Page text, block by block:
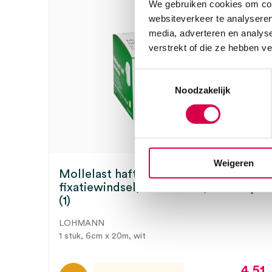
We gebruiken cookies om
websiteverkeer te
media, adverteren en
verstrekt of die ze hebben
Noodzakelijk
Weigeren
Mollelast haft cohesief
fixatiewindsel, 6cm x 20m, latexvrij
(1)
LOHMANN
1 stuk, 6cm x 20m, wit